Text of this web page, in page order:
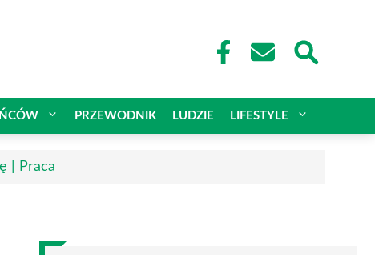
PRZEWODNIK LUDZIE LIFESTYLE
| Praca